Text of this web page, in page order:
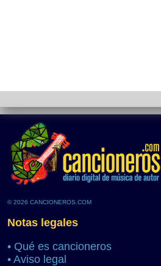
© 2026 CANCIONEROS.COM
Notas legales
• Qué es cancioneros
• Aviso legal